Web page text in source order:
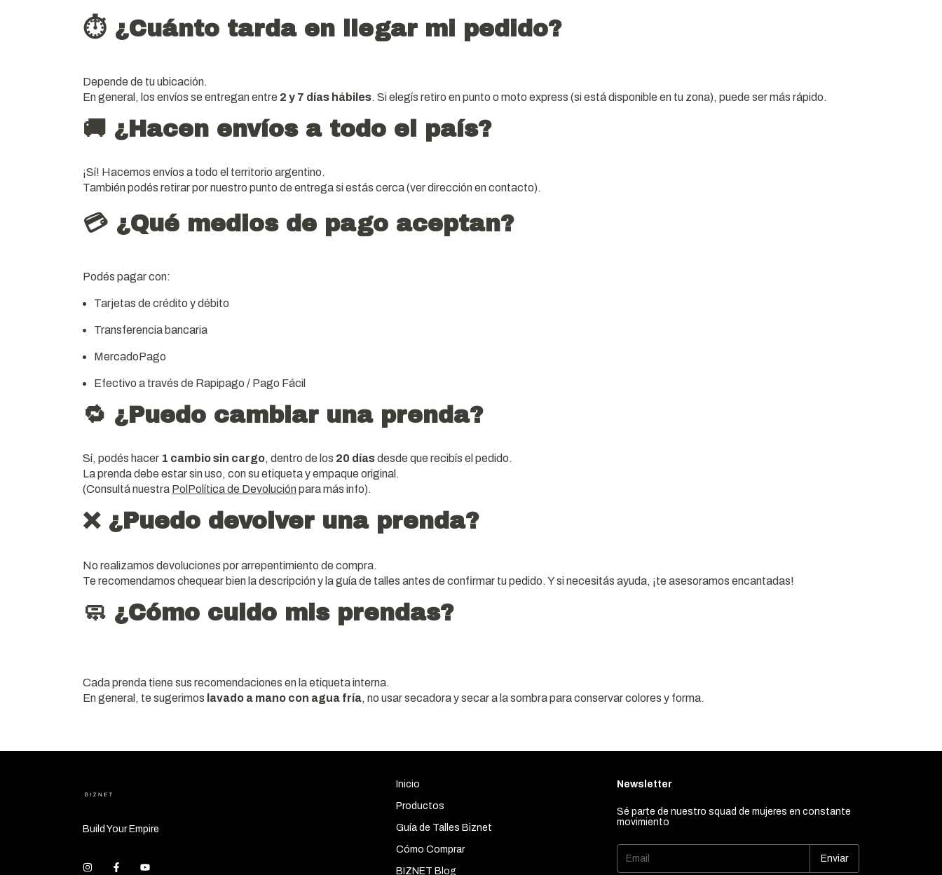
⏱ ¿Cuánto tarda en llegar mi pedido?
Depende de tu ubicación.
En general, los envíos se entregan entre 2 y 7 días hábiles. Si elegís retiro en punto o moto express (si está disponible en tu zona), puede ser más rápido.
🚚 ¿Hacen envíos a todo el país?
¡Sí! Hacemos envíos a todo el territorio argentino.
También podés retirar por nuestro punto de entrega si estás cerca (ver dirección en contacto).
💳 ¿Qué medios de pago aceptan?
Podés pagar con:
Tarjetas de crédito y débito
Transferencia bancaria
MercadoPago
Efectivo a través de Rapipago / Pago Fácil
🔁 ¿Puedo cambiar una prenda?
Sí, podés hacer 1 cambio sin cargo, dentro de los 20 díasdesde que recibís el pedido.
La prenda debe estar sin uso, con su etiqueta y empaque original.
(Consultá nuestra Pol Política de Devoluciónpara más info).
❌ ¿Puedo devolver una prenda?
No realizamos devoluciones por arrepentimiento de compra.
Te recomendamos chequear bien la descripción y la guía de talles antes de confirmar tu pedido. Y si necesitás ayuda, ¡te asesoramos encantadas!
🧼 ¿Cómo cuido mis prendas?
Cada prenda tiene sus recomendaciones en la etiqueta interna.
En general, te sugerimos lavado a mano con agua fría, no usar secadora y secar a la sombra para conservar colores y forma.
Build Your Empire
Inicio
Productos
Guía de Talles Biznet
Cómo Comprar
BIZNET Blog
Newsletter
Sé parte de nuestro squad de mujeres en constante
movimiento